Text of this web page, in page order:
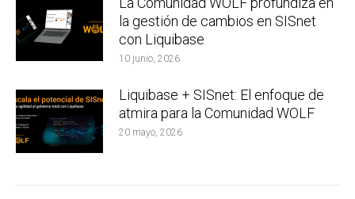
la gestión de cambios en SISnet
con Liquibase
10 junio, 2026
Liquibase + SISnet: El enfoque de
atmira para la Comunidad WOLF
20 mayo, 2026